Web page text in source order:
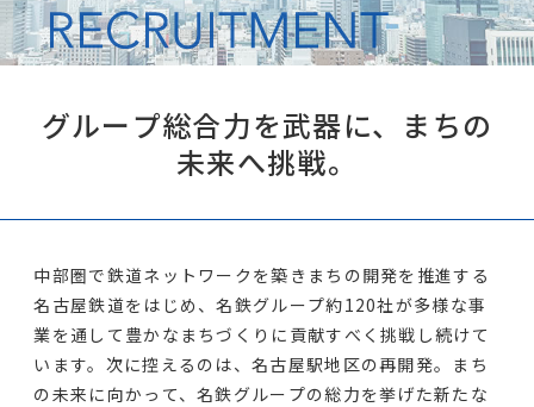
グループ総合力を武器に、まちの
未来へ挑戦。
中部圏で鉄道ネットワークを築きまちの開発を推進する
名古屋鉄道をはじめ、名鉄グループ約120社が多様な事
業を通して豊かなまちづくりに貢献すべく挑戦し続けて
います。次に控えるのは、名古屋駅地区の再開発。まち
の未来に向かって、名鉄グループの総力を挙げた新たな